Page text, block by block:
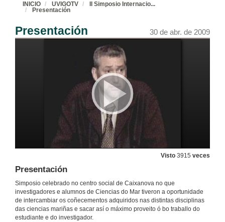
INICIO UVIGOTV II Simposio Internacio...
Presentación
Presentación 30 de abr. de 2009
Visto 3915 veces
Presentación
Simposio celebrado no centro social de Caixanova no que
investigadores e alumnos de Ciencias do Mar tiveron a oportunidade
de intercambiar os coñecementos adquiridos nas distintas disciplinas
das ciencias mariñas e sacar así o máximo proveito ó bo traballo do
estudiante e do investigador.